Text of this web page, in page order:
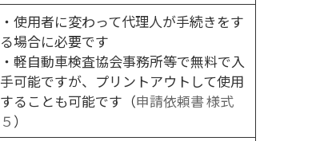
・使用者に変わって代理人が手続きをす
る場合に必要です
・軽自動車検査協会事務所等で無料で入
手可能ですが、プリントアウトして使用
することも可能です（申請依頼書 様式
５ ）